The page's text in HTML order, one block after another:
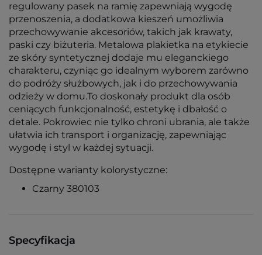
regulowany pasek na ramię zapewniają wygodę
przenoszenia, a dodatkowa kieszeń umożliwia
przechowywanie akcesoriów, takich jak krawaty,
paski czy biżuteria. Metalowa plakietka na etykiecie
ze skóry syntetycznej dodaje mu eleganckiego
charakteru, czyniąc go idealnym wyborem zarówno
do podróży służbowych, jak i do przechowywania
odzieży w domu.To doskonały produkt dla osób
ceniących funkcjonalność, estetykę i dbałość o
detale. Pokrowiec nie tylko chroni ubrania, ale także
ułatwia ich transport i organizację, zapewniając
wygodę i styl w każdej sytuacji.
Dostępne warianty kolorystyczne:
Czarny 380103
Specyfikacja